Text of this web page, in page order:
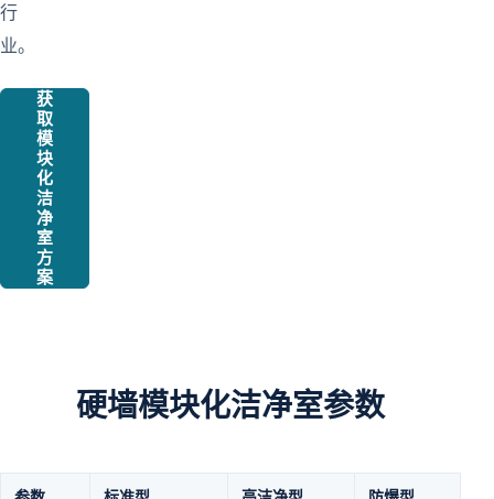
行
业。
获
取
模
块
化
洁
净
室
方
案
硬墙模块化洁净室参数